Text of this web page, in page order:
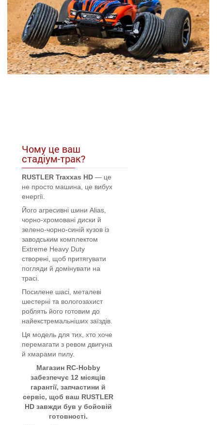
Чому це ваш
стадіум-трак?
RUSTLER Traxxas HD — це
не просто машина, це вибух
енергії.
Його агресивні шини Alias,
чорно-хромовані диски й
зелено-чорно-синій кузов із
заводським комплектом
Extreme Heavy Duty
створені, щоб притягувати
погляди й домінувати на
трасі.
Посилене шасі, металеві
шестерні та вологозахист
роблять його готовим до
найекстремальніших заїздів.
Ця модель для тих, хто хоче
перемагати з ревом двигуна
й хмарами пилу.
Магазин RC-Hobby
забезпечує 12 місяців
гарантії, запчастини й
сервіс, щоб ваш RUSTLER
HD завжди був у бойовій
готовності.